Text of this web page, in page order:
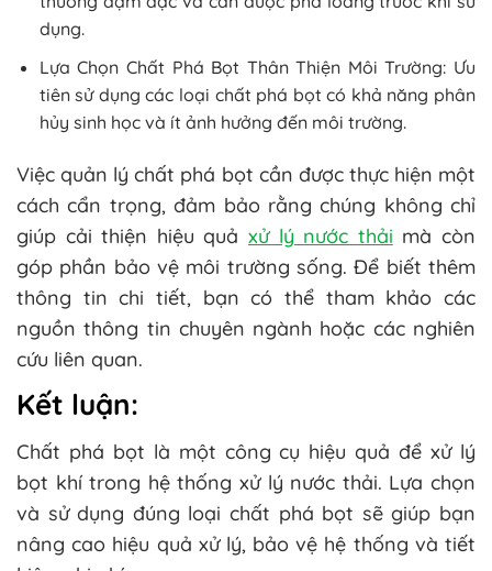
dụng.
Lựa Chọn Chất Phá Bọt Thân Thiện Môi Trường: Ưu
tiên sử dụng các loại chất phá bọt có khả năng phân
hủy sinh học và ít ảnh hưởng đến môi trường.
Việc quản lý chất phá bọt cần được thực hiện một
cách cẩn trọng, đảm bảo rằng chúng không chỉ
giúp cải thiện hiệu quả xử lý nước thải mà còn
góp phần bảo vệ môi trường sống. Để biết thêm
thông tin chi tiết, bạn có thể tham khảo các
nguồn thông tin chuyên ngành hoặc các nghiên
cứu liên quan.
Kết luận:
Chất phá bọt là một công cụ hiệu quả để xử lý
bọt khí trong hệ thống xử lý nước thải. Lựa chọn
và sử dụng đúng loại chất phá bọt sẽ giúp bạn
nâng cao hiệu quả xử lý, bảo vệ hệ thống và tiết